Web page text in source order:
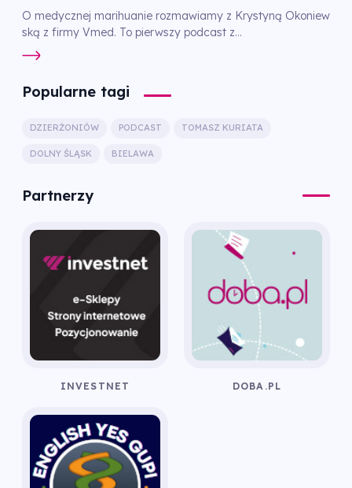
O medycznej marihuanie rozmawiamy z Krystyną Okoniew
ską z firmy Vmed. To pierwszy podcast z...
Popularne tagi
DZIERŻONIÓW PODCAST TOMASZ KURIATA
DOLNY ŚLĄSK BIELAWA
Partnerzy
INVESTNET DOBA.PL